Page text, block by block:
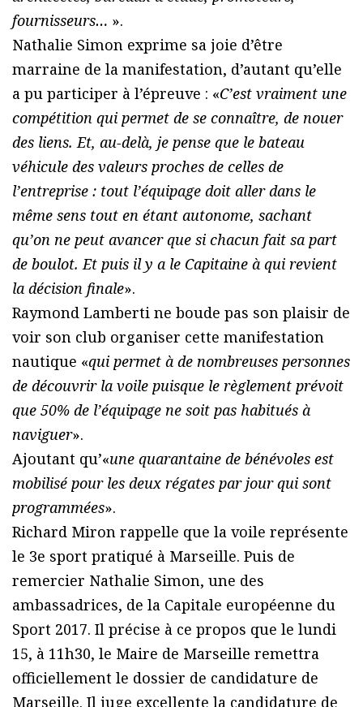
fournisseurs… ».
Nathalie Simon exprime sa joie d’être
marraine de la manifestation, d’autant qu’elle
a pu participer à l’épreuve : «C’est vraiment une
compétition qui permet de se connaître, de nouer
des liens. Et, au-delà, je pense que le bateau
véhicule des valeurs proches de celles de
l’entreprise : tout l’équipage doit aller dans le
même sens tout en étant autonome, sachant
qu’on ne peut avancer que si chacun fait sa part
de boulot. Et puis il y a le Capitaine à qui revient
la décision finale».
Raymond Lamberti ne boude pas son plaisir de
voir son club organiser cette manifestation
nautique «qui permet à de nombreuses personnes
de découvrir la voile puisque le règlement prévoit
que 50% de l’équipage ne soit pas habitués à
naviguer».
Ajoutant qu’«une quarantaine de bénévoles est
mobilisé pour les deux régates par jour qui sont
programmées».
Richard Miron rappelle que la voile représente
le 3e sport pratiqué à Marseille. Puis de
remercier Nathalie Simon, une des
ambassadrices, de la Capitale européenne du
Sport 2017. Il précise à ce propos que le lundi
15, à 11h30, le Maire de Marseille remettra
officiellement le dossier de candidature de
Marseille. Il juge excellente la candidature de